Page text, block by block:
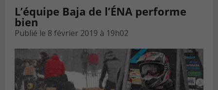
L’équipe Baja de l’ÉNA performe
bien
Publié le 8 février 2019 à 19h02